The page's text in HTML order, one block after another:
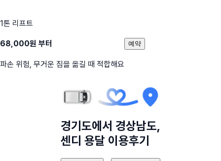
1톤 리프트
68,000원 부터
파손 위험, 무거운 짐을 옮길 때 적합해요
예약
경기도에서 경상남도,
센디 용달 이용후기